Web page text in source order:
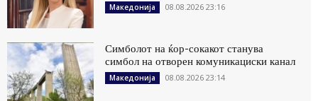
Македонија 08.08.2026 23:16
Симболот на ќор-сокакот станува
симбол на отворен комуникациски канал
Македонија 08.08.2026 23:14